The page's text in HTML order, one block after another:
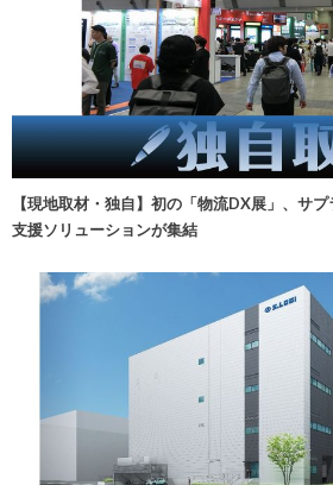
【現地取材・独自】初の「物流DX展」、サ
支援ソリューションが集結